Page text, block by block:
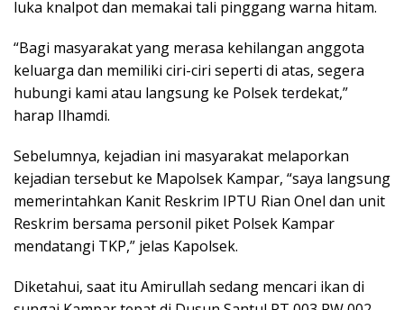
luka knalpot dan memakai tali pinggang warna hitam.
“Bagi masyarakat yang merasa kehilangan anggota
keluarga dan memiliki ciri-ciri seperti di atas, segera
hubungi kami atau langsung ke Polsek terdekat,”
harap Ilhamdi.
Sebelumnya, kejadian ini masyarakat melaporkan
kejadian tersebut ke Mapolsek Kampar, “saya langsung
memerintahkan Kanit Reskrim IPTU Rian Onel dan unit
Reskrim bersama personil piket Polsek Kampar
mendatangi TKP,” jelas Kapolsek.
Diketahui, saat itu Amirullah sedang mencari ikan di